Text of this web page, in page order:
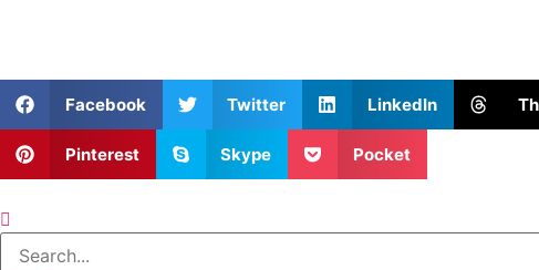
Facebook Twitter LinkedIn
Pinterest Skype Pocket